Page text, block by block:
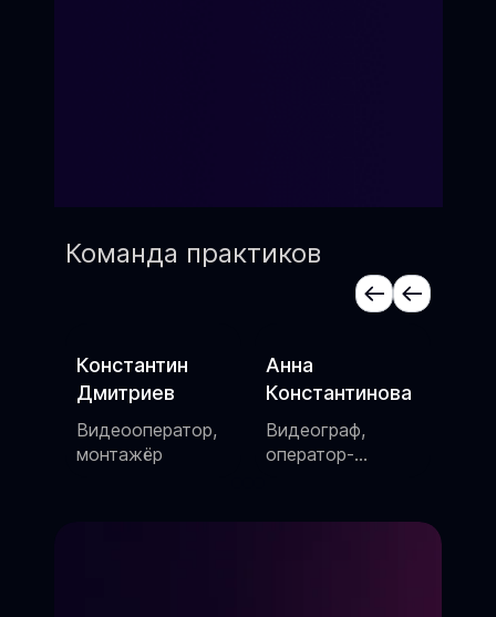
Команда практиков
Анна
Константинова
Видеограф,
оператор-
Сценарист,
шоумен